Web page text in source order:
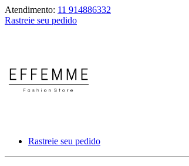
Atendimento: 11 914886332
Rastreie seu pedido
Rastreie seu pedido